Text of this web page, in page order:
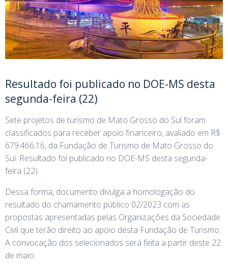
Resultado foi publicado no DOE-MS desta
segunda-feira (22)
Sete projetos de turismo de Mato Grosso do Sul foram
classificados para receber apoio financeiro, avaliado em R$
679.466,16, da Fundação de Turismo de Mato Grosso do
Sul. Resultado foi publicado no DOE-MS desta segunda-
feira (22).
Dessa forma, documento divulga a homologação do
resultado do chamamento público 02/2023 com as
propostas apresentadas pelas Organizações da Sociedade
Civil que terão direito ao apoio desta Fundação de Turismo.
A convocação dos selecionados será feita a partir deste 22
de maio.